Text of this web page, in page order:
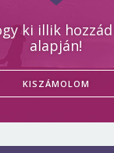
ki illik
alapján!
KISZÁMOLOM